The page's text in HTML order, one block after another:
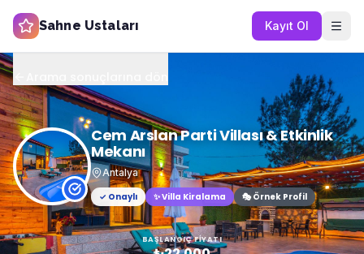
Sahne Ustaları Kayıt Ol
Cem Arslan Parti Villası & Etkinlik
Mekanı
Antalya
✓ Onaylı
✨Villa Kiralama 🎭 Örnek Profil
BAŞLANGIÇ FIYATI